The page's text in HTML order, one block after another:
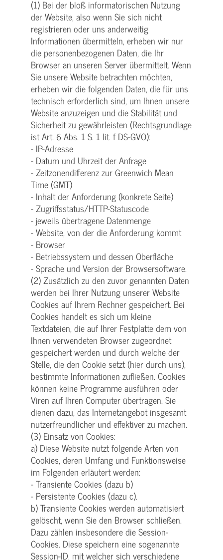
(1) Bei der bloß informatorischen Nutzung
der Website, also wenn Sie sich nicht
registrieren oder uns anderweitig
Informationen übermitteln, erheben wir nur
die personenbezogenen Daten, die Ihr
Browser an unseren Server übermittelt. Wenn
Sie unsere Website betrachten möchten,
erheben wir die folgenden Daten, die für uns
technisch erforderlich sind, um Ihnen unsere
Website anzuzeigen und die Stabilität und
Sicherheit zu gewährleisten (Rechtsgrundlage
ist Art. 6 Abs. 1 S. 1 lit. f DS-GVO):
- IP-Adresse
- Datum und Uhrzeit der Anfrage
- Zeitzonendifferenz zur Greenwich Mean
Time (GMT)
- Inhalt der Anforderung (konkrete Seite)
- Zugriffsstatus/HTTP-Statuscode
- jeweils übertragene Datenmenge
- Website, von der die Anforderung kommt
- Browser
- Betriebssystem und dessen Oberfläche
- Sprache und Version der Browsersoftware.
(2) Zusätzlich zu den zuvor genannten Daten
werden bei Ihrer Nutzung unserer Website
Cookies auf Ihrem Rechner gespeichert. Bei
Cookies handelt es sich um kleine
Textdateien, die auf Ihrer Festplatte dem von
Ihnen verwendeten Browser zugeordnet
gespeichert werden und durch welche der
Stelle, die den Cookie setzt (hier durch uns),
bestimmte Informationen zufließen. Cookies
können keine Programme ausführen oder
Viren auf Ihren Computer übertragen. Sie
dienen dazu, das Internetangebot insgesamt
nutzerfreundlicher und effektiver zu machen.
(3) Einsatz von Cookies:
a) Diese Website nutzt folgende Arten von
Cookies, deren Umfang und Funktionsweise
im Folgenden erläutert werden:
- Transiente Cookies (dazu b)
- Persistente Cookies (dazu c).
b) Transiente Cookies werden automatisiert
gelöscht, wenn Sie den Browser schließen.
Dazu zählen insbesondere die Session-
Cookies. Diese speichern eine sogenannte
Session-ID, mit welcher sich verschiedene